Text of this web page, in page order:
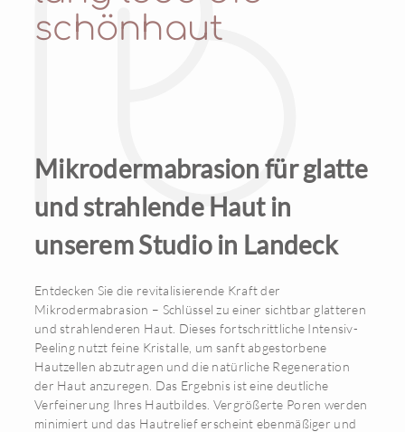
schönhaut
Mikrodermabrasion für glatte
und strahlende Haut in
unserem Studio in Landeck
Entdecken Sie die revitalisierende Kraft der
Mikrodermabrasion – Schlüssel zu einer sichtbar glatteren
und strahlenderen Haut. Dieses fortschrittliche Intensiv-
Peeling nutzt feine Kristalle, um sanft abgestorbene
Hautzellen abzutragen und die natürliche Regeneration
der Haut anzuregen. Das Ergebnis ist eine deutliche
Verfeinerung Ihres Hautbildes. Vergrößerte Poren werden
minimiert und das Hautrelief erscheint ebenmäßiger und